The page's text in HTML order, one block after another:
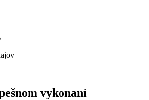
vykonaní